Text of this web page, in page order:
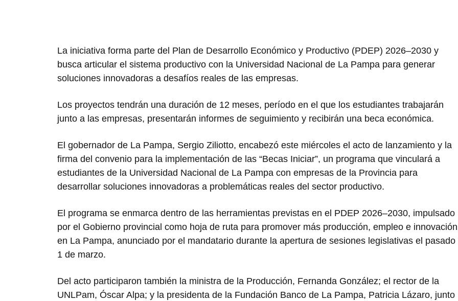
La iniciativa forma parte del Plan de Desarrollo Económico y Productivo (PDEP) 2026–2030 y
busca articular el sistema productivo con la Universidad Nacional de La Pampa para generar
soluciones innovadoras a desafíos reales de las empresas.
Los proyectos tendrán una duración de 12 meses, período en el que los estudiantes trabajarán
junto a las empresas, presentarán informes de seguimiento y recibirán una beca económica.
El gobernador de La Pampa, Sergio Ziliotto, encabezó este miércoles el acto de lanzamiento y la
firma del convenio para la implementación de las “Becas Iniciar”, un programa que vinculará a
estudiantes de la Universidad Nacional de La Pampa con empresas de la Provincia para
desarrollar soluciones innovadoras a problemáticas reales del sector productivo.
El programa se enmarca dentro de las herramientas previstas en el PDEP 2026–2030, impulsado
por el Gobierno provincial como hoja de ruta para promover más producción, empleo e innovación
en La Pampa, anunciado por el mandatario durante la apertura de sesiones legislativas el pasado
1 de marzo.
Del acto participaron también la ministra de la Producción, Fernanda González; el rector de la
UNLPam, Óscar Alpa; y la presidenta de la Fundación Banco de La Pampa, Patricia Lázaro, junto